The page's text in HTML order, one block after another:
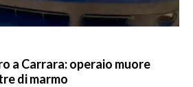
a Carrara: operaio muore
di marmo